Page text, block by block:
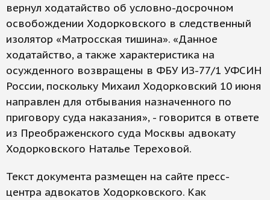
вернул ходатайство об условно-досрочном
освобождении Ходорковского в следственный
изолятор «Матросская тишина». «Данное
ходатайство, а также характеристика на
осужденного возвращены в ФБУ ИЗ-77/1 УФСИН
России, поскольку Михаил Ходорковский 10 июня
направлен для отбывания назначенного по
приговору суда наказания», - говорится в ответе
из Преображенского суда Москвы адвокату
Ходорковского Наталье Тереховой.
Текст документа размещен на сайте пресс-
центра адвокатов Ходорковского. Как